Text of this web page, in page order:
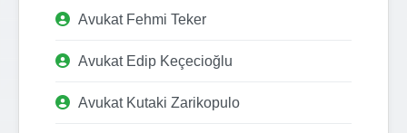
Avukat Fehmi Teker
Avukat Edip Keçecioğlu
Avukat Kutaki Zarikopulo